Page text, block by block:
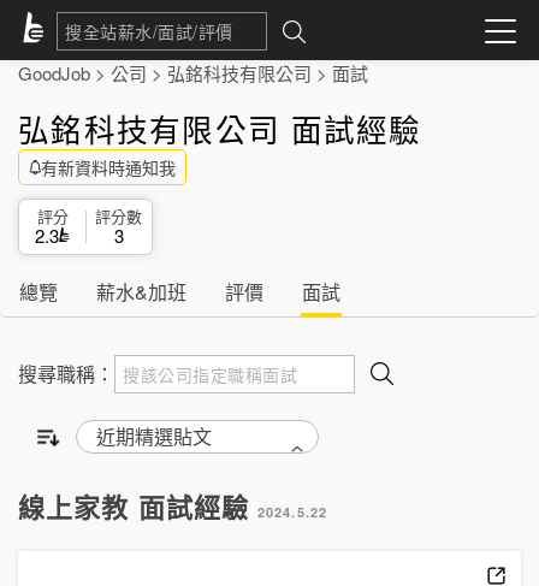
GoodJob > 公司 > 弘銘科技有限公司 > 面試
弘銘科技有限公司 面試經驗
有新資料時通知我
評分
2.3
評分數
3
總覽 薪水&加班 評價 面試
搜尋職稱：
線上家教 面試經驗 2024.5.22